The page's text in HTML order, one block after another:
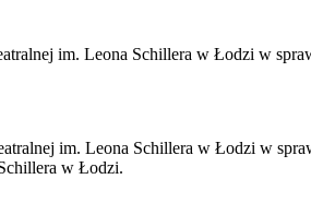
im. Leona Schillera w Łodzi w
im. Leona Schillera w Łodzi w
w Łodzi.